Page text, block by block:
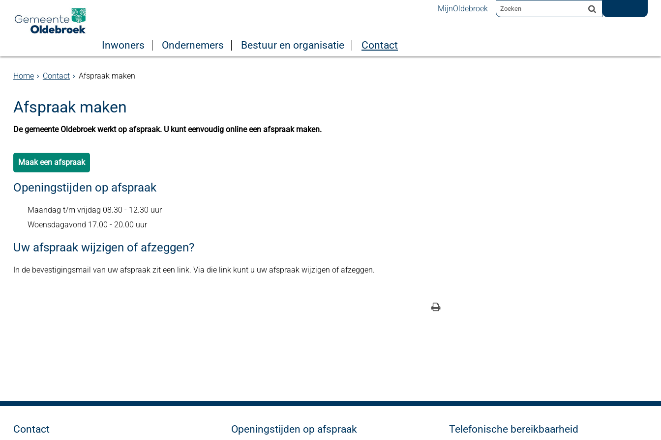
MijnOldebroek
Inwoners Ondernemers Bestuur en organisatie Contact
Home Contact Afspraak maken
Afspraak maken
De gemeente Oldebroek werkt op afspraak. U kunt eenvoudig online een afspraak maken.
Maak een afspraak
Openingstijden op afspraak
Maandag t/m vrijdag 08.30 - 12.30 uur
Woensdagavond 17.00 - 20.00 uur
Uw afspraak wijzigen of afzeggen?
In de bevestigingsmail van uw afspraak zit een link. Via die link kunt u uw afspraak wijzigen of afzeggen.
Contact Openingstijden op afspraak Telefonische bereikbaarheid